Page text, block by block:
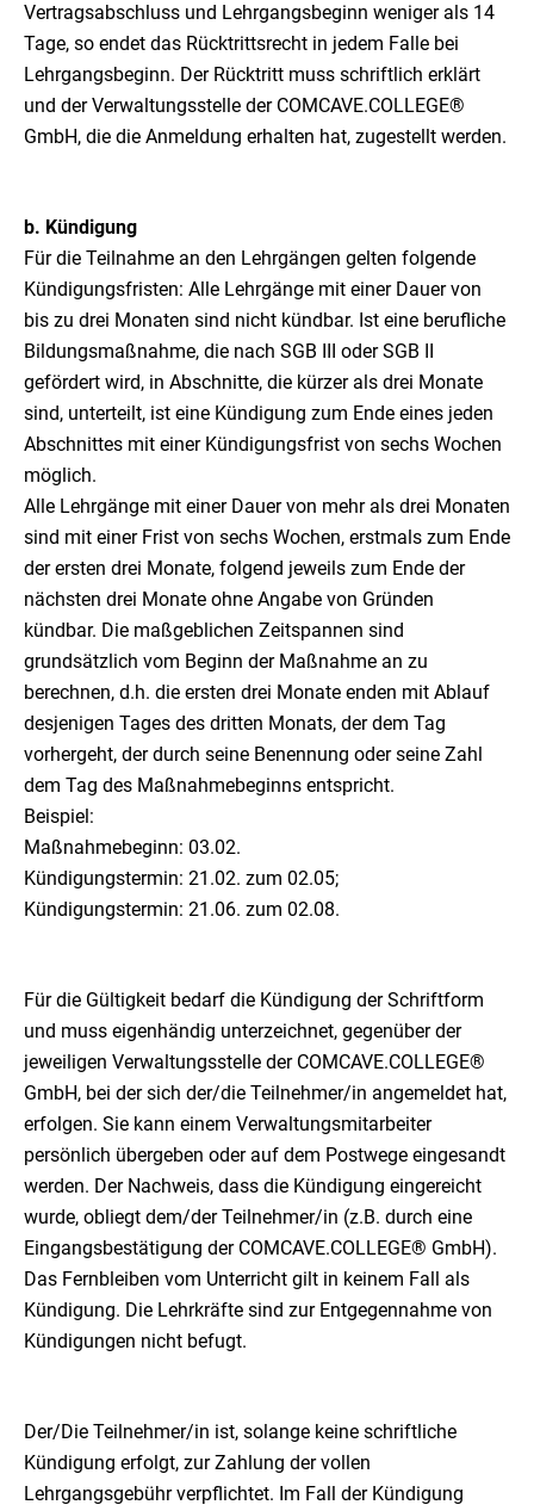
Vertragsabschluss und Lehrgangsbeginn weniger als 14
Tage, so endet das Rücktrittsrecht in jedem Falle bei
Lehrgangsbeginn. Der Rücktritt muss schriftlich erklärt
und der Verwaltungsstelle der COMCAVE.COLLEGE®
GmbH, die die Anmeldung erhalten hat, zugestellt werden.
b. Kündigung
Für die Teilnahme an den Lehrgängen gelten folgende
Kündigungsfristen: Alle Lehrgänge mit einer Dauer von
bis zu drei Monaten sind nicht kündbar. Ist eine berufliche
Bildungsmaßnahme, die nach SGB III oder SGB II
gefördert wird, in Abschnitte, die kürzer als drei Monate
sind, unterteilt, ist eine Kündigung zum Ende eines jeden
Abschnittes mit einer Kündigungsfrist von sechs Wochen
möglich.
Alle Lehrgänge mit einer Dauer von mehr als drei Monaten
sind mit einer Frist von sechs Wochen, erstmals zum Ende
der ersten drei Monate, folgend jeweils zum Ende der
nächsten drei Monate ohne Angabe von Gründen
kündbar. Die maßgeblichen Zeitspannen sind
grundsätzlich vom Beginn der Maßnahme an zu
berechnen, d.h. die ersten drei Monate enden mit Ablauf
desjenigen Tages des dritten Monats, der dem Tag
vorhergeht, der durch seine Benennung oder seine Zahl
dem Tag des Maßnahmebeginns entspricht.
Beispiel:
Maßnahmebeginn: 03.02.
Kündigungstermin: 21.02. zum 02.05;
Kündigungstermin: 21.06. zum 02.08.
Für die Gültigkeit bedarf die Kündigung der Schriftform
und muss eigenhändig unterzeichnet, gegenüber der
jeweiligen Verwaltungsstelle der COMCAVE.COLLEGE®
GmbH, bei der sich der/die Teilnehmer/in angemeldet hat,
erfolgen. Sie kann einem Verwaltungsmitarbeiter
persönlich übergeben oder auf dem Postwege eingesandt
werden. Der Nachweis, dass die Kündigung eingereicht
wurde, obliegt dem/der Teilnehmer/in (z.B. durch eine
Eingangsbestätigung der COMCAVE.COLLEGE® GmbH).
Das Fernbleiben vom Unterricht gilt in keinem Fall als
Kündigung. Die Lehrkräfte sind zur Entgegennahme von
Kündigungen nicht befugt.
Der/Die Teilnehmer/in ist, solange keine schriftliche
Kündigung erfolgt, zur Zahlung der vollen
Lehrgangsgebühr verpflichtet. Im Fall der Kündigung